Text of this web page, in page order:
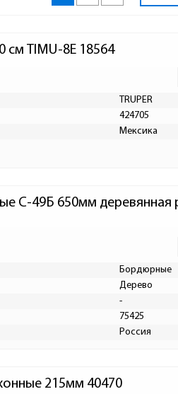
см TIMU-8E 18564
TRUPER
424705
Мексика
С-49Б 650мм деревянная
Бордюрные
Дерево
-
75425
Россия
215мм 40470